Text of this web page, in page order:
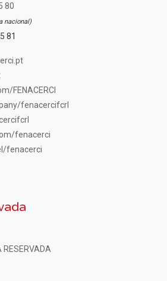
80
nacional)
81
FENACERCI
fenacercifcrl
fenacerci
fenacerci
RESERVADA